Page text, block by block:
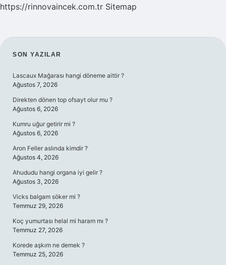
https://rinnovaincek.com.tr Sitemap
SIDEBAR
SON YAZILAR
Lascaux Mağarası hangi döneme aittir ?
Ağustos 7, 2026
Direkten dönen top ofsayt olur mu ?
Ağustos 6, 2026
Kumru uğur getirir mi ?
Ağustos 6, 2026
Aron Feller aslında kimdir ?
Ağustos 4, 2026
Ahududu hangi organa iyi gelir ?
Ağustos 3, 2026
Vicks balgam söker mi ?
Temmuz 29, 2026
Koç yumurtası helal mi haram mı ?
Temmuz 27, 2026
Korede aşkım ne demek ?
Temmuz 25, 2026